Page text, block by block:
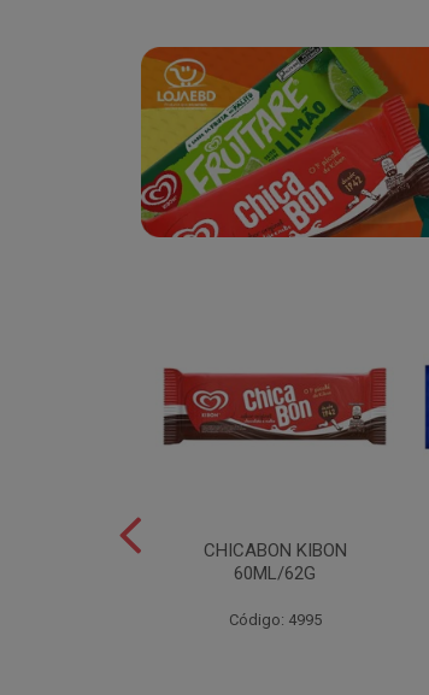
CHICABON KIBON
60ML/62G
Código: 4995